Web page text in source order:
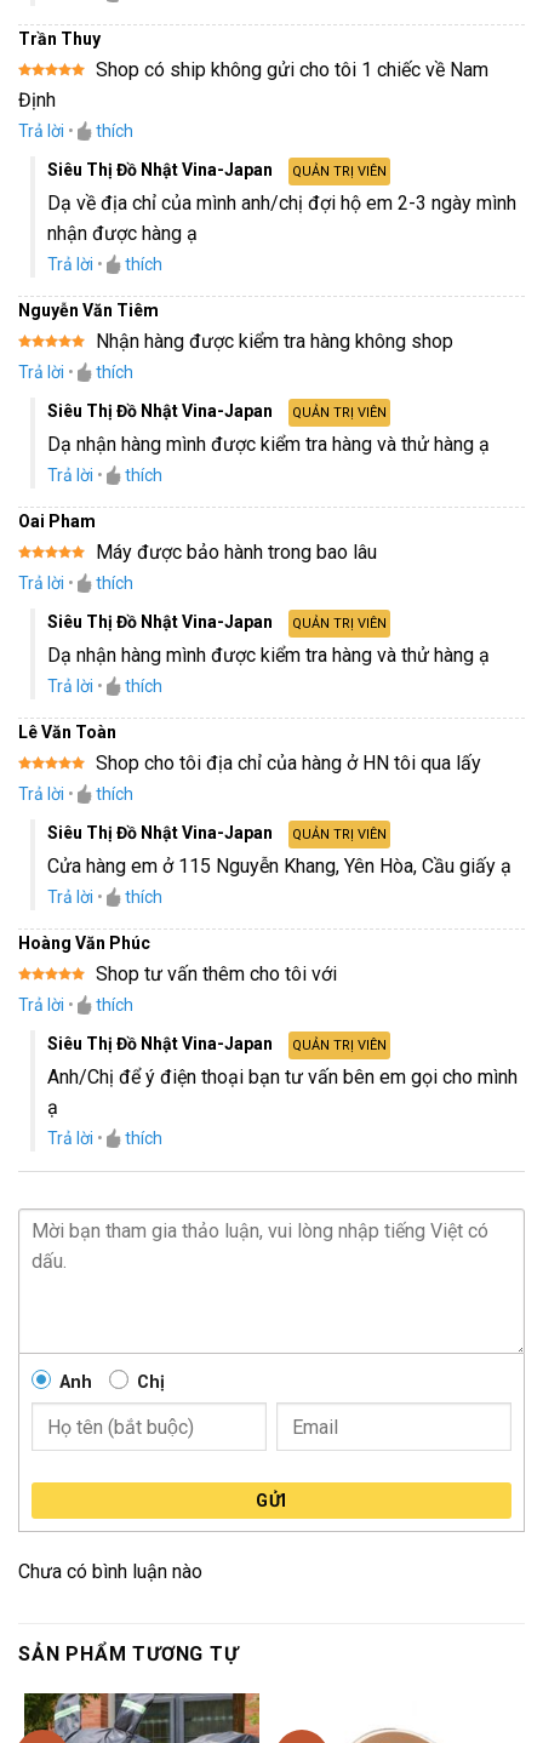
Trần Thuy
Được xếp
hạng
Shop có ship không gửi cho tôi 1 chiếc về Nam
Định
Trả lời •
thích
Siêu Thị Đồ Nhật Vina-Japan
QUẢN TRỊ VIÊN
Dạ về địa chỉ của mình anh/chị đợi hộ em 2-3 ngày mình
nhận được hàng ạ
Trả lời • thích
Nguyễn Văn Tiêm
Được xếp
hạng5 5
Nhận hàng được kiểm tra hàng không shop
Trả lời •
thích
Siêu Thị Đồ Nhật Vina-Japan
QUẢN TRỊ VIÊN
Dạ nhận hàng mình được kiểm tra hàng và thử hàng ạ
Trả lời • thích
Oai Pham
Được xếp
hạng5 5
Máy được bảo hành trong bao lâu
Trả lời •
thích
Siêu Thị Đồ Nhật Vina-Japan
QUẢN TRỊ VIÊN
Dạ nhận hàng mình được kiểm tra hàng và thử hàng ạ
Trả lời • thích
Lê Văn Toàn
Được xếp
hạng5 5
Shop cho tôi địa chỉ của hàng ở HN tôi qua lấy
Trả lời •
thích
Siêu Thị Đồ Nhật Vina-Japan
QUẢN TRỊ VIÊN
Cửa hàng em ở 115 Nguyễn Khang, Yên Hòa, Cầu giấy ạ
Trả lời • thích
Hoàng Văn Phúc
Được xếp
hạng5 5
Shop tư vấn thêm cho tôi với
Trả lời •
thích
Siêu Thị Đồ Nhật Vina-Japan
QUẢN TRỊ VIÊN
Anh/Chị để ý điện thoại bạn tư vấn bên em gọi cho mình
ạ
Trả lời • thích
Anh Chị
GỬI
Chưa có bình luận nào
SẢN PHẨM TƯƠNG TỰ